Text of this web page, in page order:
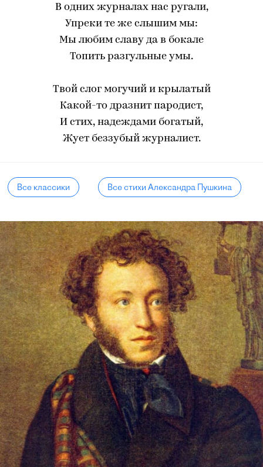
В одних журналах нас ругали,
Упреки те же слышим мы:
Мы любим славу да в бокале
Топить разгульные умы.
Твой слог могучий и крылатый
Какой-то дразнит пародист,
И стих, надеждами богатый,
Жует беззубый журналист.
Все классики Все стихи Александра Пушкина